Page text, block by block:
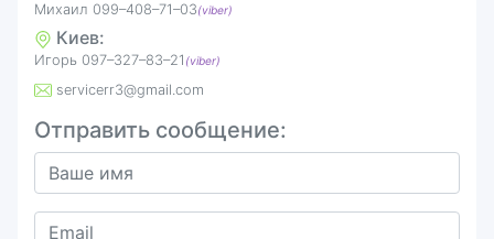
Михаил 099–408–71–03(viber)
Киев:
Игорь ‎097–327–83–21 (viber)
servicerr3@gmail.com
Отправить сообщение: